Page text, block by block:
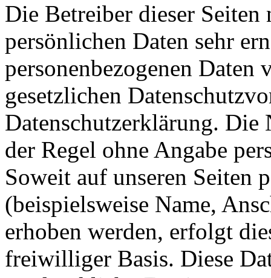
Die Betreiber dieser Seiten
persönlichen Daten sehr
personenbezogenen Daten
gesetzlichen
Datenschutzerklärung. Die
der Regel ohne Angabe
Soweit auf unseren Seiten
(beispielsweise Name,
erhoben werden, erfolgt
freiwilliger Basis. Diese